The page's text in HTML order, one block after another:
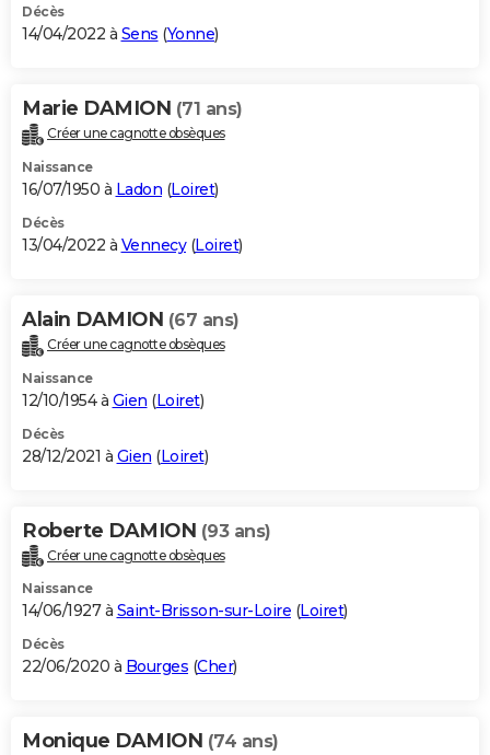
S'inscrire
Se connecter
Lycées
Collèges
Primaires
Universités
Entreprises
Service militaire
Avis de recherche
AVIS DE DÉCÈS
Bricolage
Lifestyle
Culture
Sport
Auto
Television
Voyage
Cinema
Décès
14/04/2022 à Sens (Yonne)
Marie DAMION (71 ans)
Créer une cagnotte obsèques
Naissance
16/07/1950 à Ladon (Loiret)
Décès
13/04/2022 à Vennecy(Loiret)
Alain DAMION (67 ans)
Créer une cagnotte obsèques
Naissance
12/10/1954 à Gien (Loiret)
Décès
28/12/2021 à Gien (Loiret)
Roberte DAMION (93 ans)
Créer une cagnotte obsèques
Naissance
14/06/1927 à Saint-Brisson-sur-Loire (Loiret)
Décès
22/06/2020 à Bourges (Cher)
Monique DAMION (74 ans)